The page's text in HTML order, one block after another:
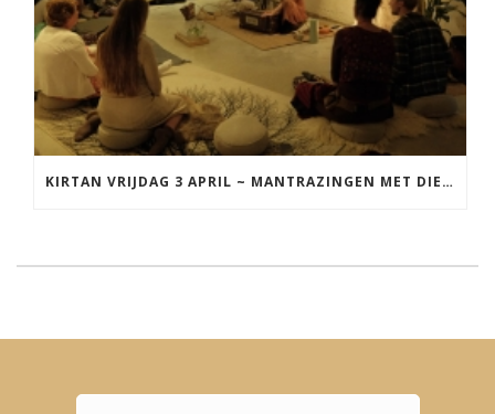
KIRTAN VRIJDAG 3 APRIL ~ MANTRAZINGEN MET DIEDERICK IN LEEUWARDEN